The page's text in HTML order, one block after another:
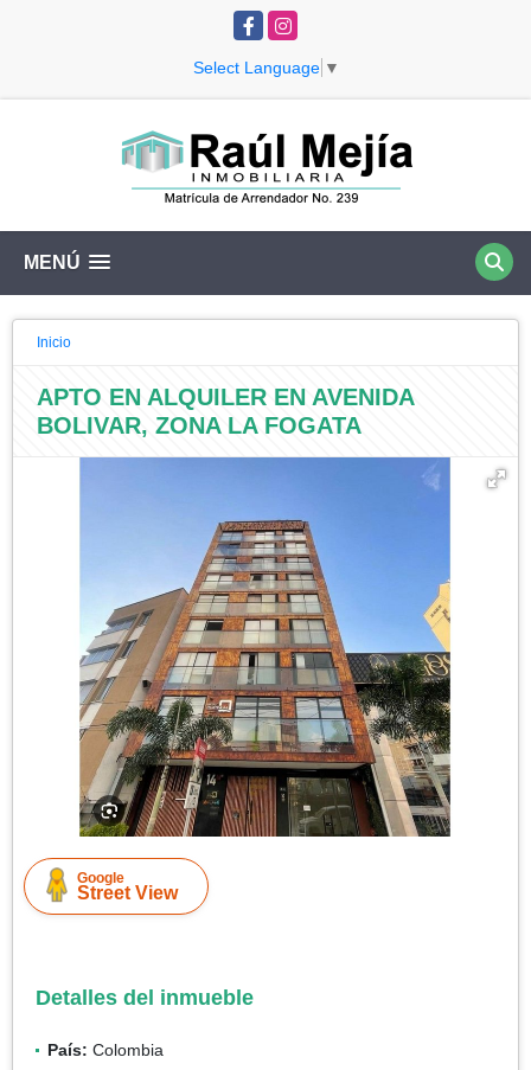
FacebookInstagram
Select Language ▼
MENÚ
Inicio
APTO EN ALQUILER EN AVENIDA
BOLIVAR, ZONA LA FOGATA
Google
Street View
Detalles del inmueble
País: Colombia